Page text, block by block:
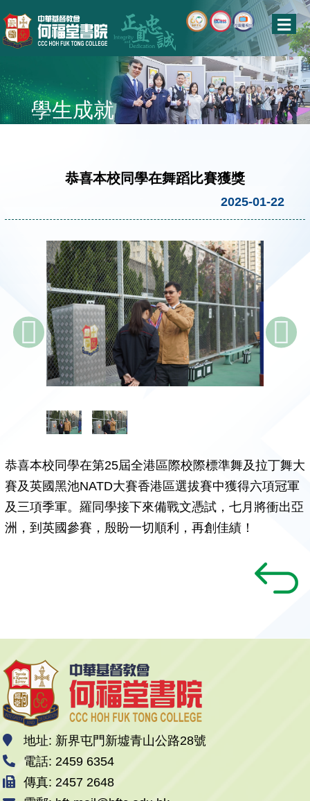
學生成就
恭喜本校同學在舞蹈比賽獲獎
2025-01-22
恭喜本校同學在第25屆全港區際校際標準舞及拉丁舞大
賽及英國黑池NATD大賽香港區選拔賽中獲得六項冠軍
及三項季軍。羅同學接下來備戰文憑試，七月將衝出亞
洲，到英國參賽，殷盼一切順利，再創佳績！
地址: 新界屯門新墟青山公路28號
電話: 2459 6354
傳真: 2457 2648